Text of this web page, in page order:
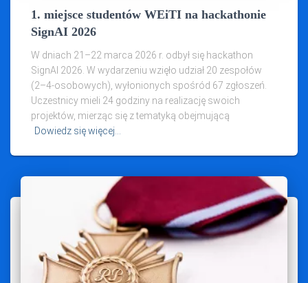
1. miejsce studentów WEiTI na hackathonie
SignAI 2026
W dniach 21–22 marca 2026 r. odbył się hackathon
SignAI 2026. W wydarzeniu wzięło udział 20 zespołów
(2–4‑osobowych), wyłonionych spośród 67 zgłoszeń.
Uczestnicy mieli 24 godziny na realizację swoich
projektów, mierząc się z tematyką obejmującą
Dowiedz się więcej…